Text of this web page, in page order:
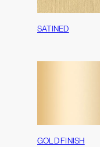
SATINED
GOLD FINISH